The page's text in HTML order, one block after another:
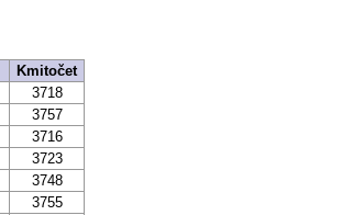
Kmitočet
3718
3757
3716
3723
3748
3755